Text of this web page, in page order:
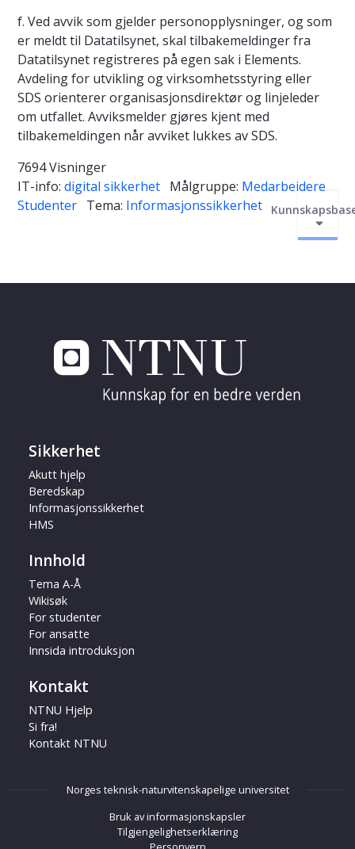
f. Ved avvik som gjelder personopplysninger, og som
er meldt til Datatilsynet, skal tilbakemeldinger fra
Datatilsynet registreres på egen sak i Elements.
Avdeling for utvikling og virksomhetsstyring eller
SDS orienterer organisasjonsdirektør og linjeleder
om utfallet. Avviksmelder gjøres kjent med
tilbakemeldingen når avviket lukkes av SDS.
7694 Visninger
IT-info: digital sikkerhet Målgruppe: Medarbeidere
Studenter Tema: Informasjonssikkerhet
Sikkerhet
Akutt hjelp
Beredskap
Informasjonssikkerhet
HMS
Innhold
Tema A-Å
Wikisøk
For studenter
For ansatte
Innsida introduksjon
Kontakt
NTNU Hjelp
Si fra!
Kontakt NTNU
Norges teknisk-naturvitenskapelige universitet
Bruk av informasjonskapsler
Tilgjengelighetserklæring